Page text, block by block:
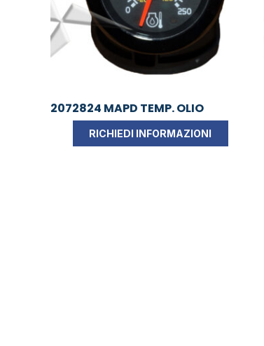
2072824 MAPD TEMP. OLIO
RICHIEDI INFORMAZIONI